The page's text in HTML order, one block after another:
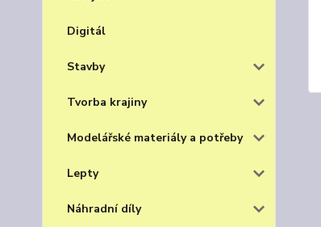
Digitál
Stavby
Tvorba krajiny
Modelářské materiály a potřeby
Lepty
Náhradní díly